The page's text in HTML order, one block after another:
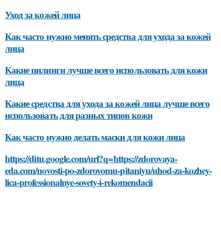
Уход за кожей лица
Как часто нужно менять средства для ухода за кожей
лица
Какие пилинги лучше всего использовать для кожи
лица
Какие средства для ухода за кожей лица лучше всего
использовать для разных типов кожи
Как часто нужно делать маски для кожи лица
https://ditu.google.com/url?q=https://zdorovaya-
eda.com/novosti-po-zdorovomu-pitaniyu/uhod-za-kozhey-
lica-professionalnye-sovety-i-rekomendacii